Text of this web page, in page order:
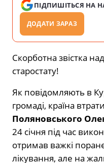
ПІДПИШІТЬСЯ НА
ДОДАТИ ЗАРАЗ
Скорботна звістка
старостату!
Як повідомляють в
громаді, країна
Поляновського
24 січня під час
отримав важкі
лікування, але на